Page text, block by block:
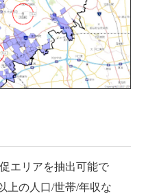
エリアを抽出可能で
上の人口/世帯/年収な